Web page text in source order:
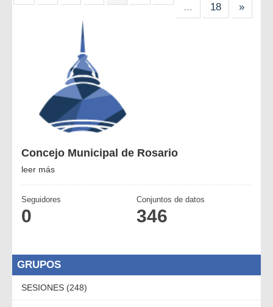
...
18 »
Concejo Municipal de Rosario
leer más
Seguidores
0
Conjuntos de datos
346
GRUPOS
SESIONES (248)